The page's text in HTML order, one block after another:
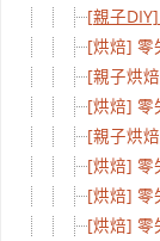
[親子
[烘焙] 零
[親子烘
[烘焙] 零
[親子烘
[烘焙] 零
[烘焙] 零
[烘焙] 零